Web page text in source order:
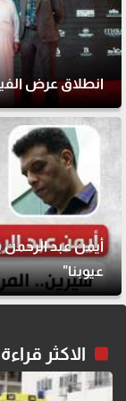
انطلاق عرض
أيمن عبد الرحمن
عيوبنا"
الاكثر قراءة